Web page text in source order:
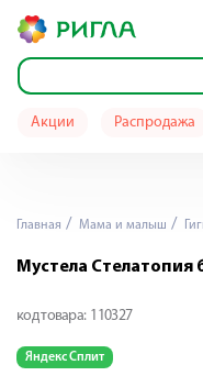
Акции Распродажа
Главная Мама и малыш
Мустела Стелатопия
код товара: 110327
Яндекс Сплит